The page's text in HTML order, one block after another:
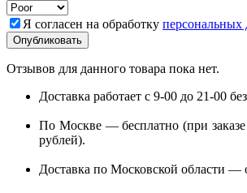
Я согласен на обработку персональных
Отзывов для данного товара пока нет.
Доставка работает с 9-00 до 21-00
По Москве — бесплатно (при
рублей).
Доставка по Московской области —